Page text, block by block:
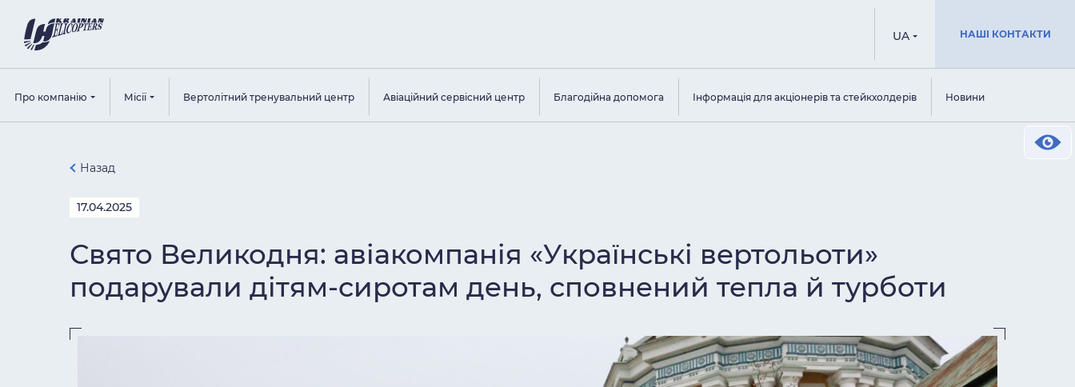
UA НАШІ КОНТАКТИ
Про компанію Місії Вертолітний тренувальний центр Авіаційний сервісний центр Благодійна допомога Інформація для акціонерів та стейкхолдерів Новини
Назад
17.04.2025
Свято Великодня: авіакомпанія «Українські вертольоти»
подарували дітям-сиротам день, сповнений тепла й турботи